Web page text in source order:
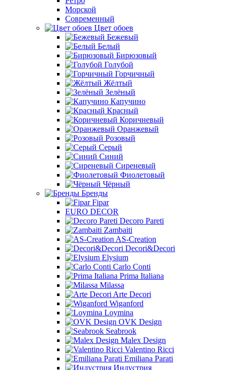
Морской
Современный
Цвет обоев
Бежевый
Белый
Бирюзовый
Голубой
Горчичный
Жёлтый
Зелёный
Капучино
Красный
Коричневый
Оранжевый
Розовый
Серый
Синий
Сиреневый
Фиолетовый
Чёрный
Бренды
Fipar
EURO DECOR
Decoro Pareti
Zambaiti
AS-Creation
Decori&Decori
Elysium
Carlo Conti
Prima Italiana
Milassa
Arte Decori
Wiganford
Loymina
OVK Design
Seabrook
Malex Design
Valentino Ricci
Emiliana Parati
Индустрия